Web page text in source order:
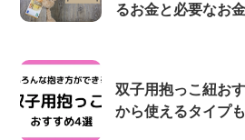
るお金と必要なお金
双子用抱っこ紐お
から使えるタイプも